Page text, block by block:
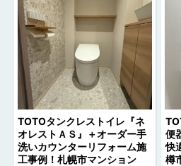
TOTOタンクレストイレ『ネ
オレストＡＳ』＋オーダー手
洗いカウンターリフォーム施
工事例！札幌市マンション
便
快
樽